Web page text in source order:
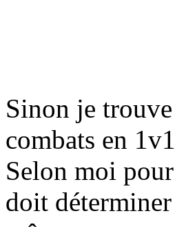
Sinon je
combats en
Selon moi
doit